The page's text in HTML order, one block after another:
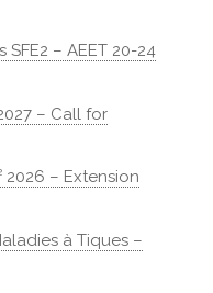
– AEET 20-24
– Call for
2026 – Extension
à Tiques –